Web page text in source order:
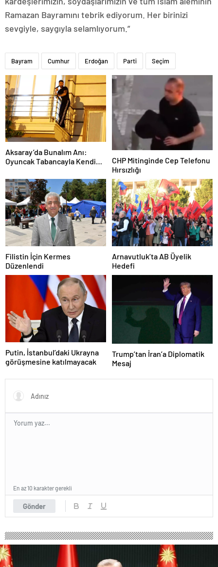
Ramazan Bayramını tebrik ediyorum. Her birinizi
sevgiyle, saygıyla selamlıyorum.”
Bayram Cumhur Erdoğan Parti Seçim
Aksaray’da Bunalım Anı:
Oyuncak Tabancayla Kendine
CHP Mitinginde Cep Telefonu
Hırsızlığı
Filistin İçin Kermes
Düzenlendi
Arnavutluk’ta AB Üyelik
Hedefi
Putin, İstanbul’daki Ukrayna
görüşmesine katılmayacak
Trump’tan İran’a Diplomatik
Mesaj
Gönder
En az 10 karakter gerekli